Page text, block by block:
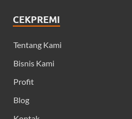
CEKPREMI
Tentang Kami
Bisnis Kami
Profit
Blog